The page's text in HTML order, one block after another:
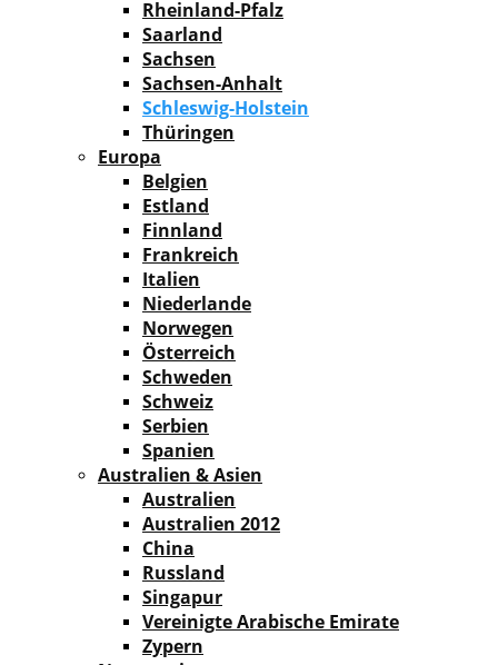
Rheinland-Pfalz
Saarland
Sachsen
Sachsen-Anhalt
Schleswig-Holstein
Thüringen
Europa
Belgien
Estland
Finnland
Frankreich
Italien
Niederlande
Norwegen
Österreich
Schweden
Schweiz
Serbien
Spanien
Australien & Asien
Australien
Australien 2012
China
Russland
Singapur
Vereinigte Arabische Emirate
Zypern